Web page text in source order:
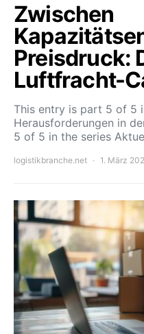
Zwischen
Preisdruck:
Luftfracht-
This entry is part 5 of 5
Herausforderungen in
5 of 5 in the series
logistikbranche.net 1. März